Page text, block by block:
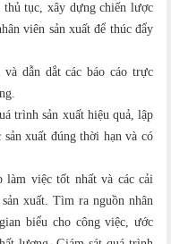
thủ tục, xây dựng chiến lược
viên sản xuất để thúc đẩy
dẫn dắt các báo cáo trực
trình sản xuất hiệu quả, lập
sản xuất đúng thời hạn và có
làm việc tốt nhất và các cải
xuất. Tìm ra nguồn nhân
biểu cho công việc, ước